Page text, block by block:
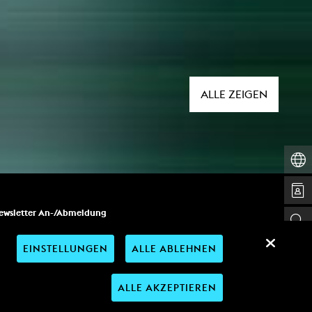
ALLE ZEIGEN
An-/Abmeldung
">
EINSTELLUNGEN ALLE ABLEHNEN
ALLE AKZEPTIEREN